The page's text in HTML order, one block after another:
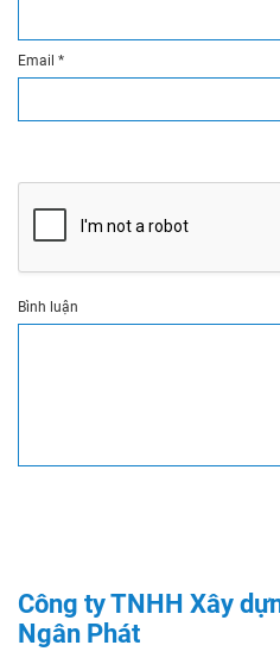
Email *
Bình luận
Công ty TNHH Xây
Ngân Phát